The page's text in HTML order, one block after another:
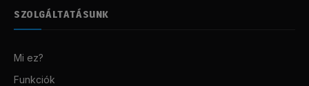
SZOLGÁLTATÁSUNK
Mi ez?
Funkciók